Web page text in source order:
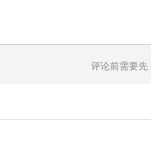
评论前需要先